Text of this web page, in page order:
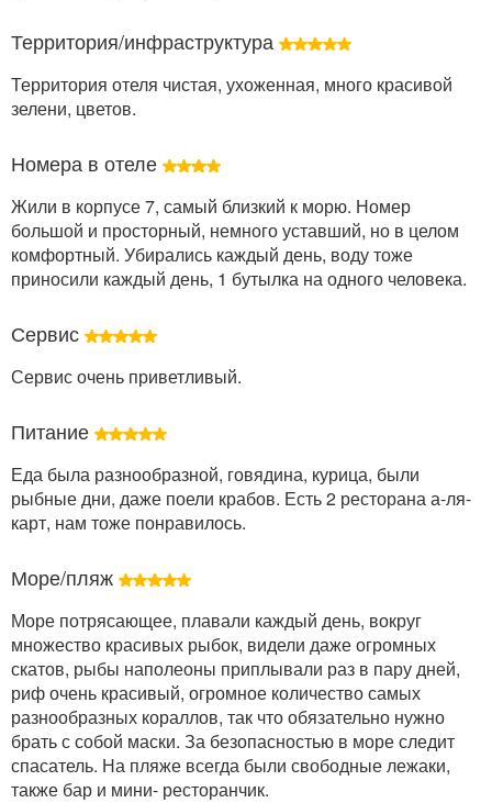
Территория/инфраструктура
Территория отеля чистая, ухоженная, много красивой
зелени, цветов.
Номера в отеле
Жили в корпусе 7, самый близкий к морю. Номер
большой и просторный, немного уставший, но в целом
комфортный. Убирались каждый день, воду тоже
приносили каждый день, 1 бутылка на одного человека.
Сервис
Сервис очень приветливый.
Питание
Еда была разнообразной, говядина, курица, были
рыбные дни, даже поели крабов. Есть 2 ресторана а-ля-
карт, нам тоже понравилось.
Море/пляж
Море потрясающее, плавали каждый день, вокруг
множество красивых рыбок, видели даже огромных
скатов, рыбы наполеоны приплывали раз в пару дней,
риф очень красивый, огромное количество самых
разнообразных кораллов, так что обязательно нужно
брать с собой маски. За безопасностью в море следит
спасатель. На пляже всегда были свободные лежаки,
также бар и мини- ресторанчик.